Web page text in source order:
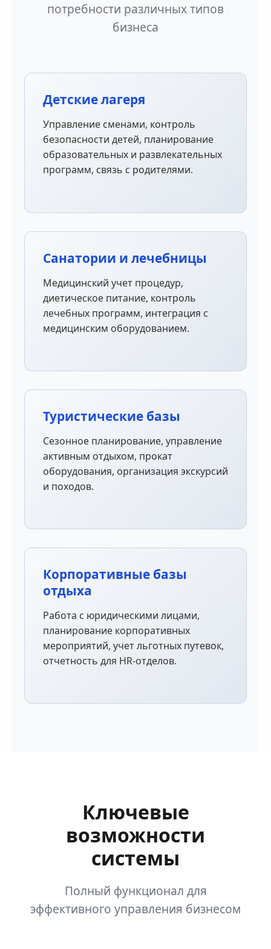
потребности различных типов
бизнеса
Детские лагеря
Управление сменами, контроль
безопасности детей, планирование
образовательных и развлекательных
программ, связь с родителями.
Санатории и лечебницы
Медицинский учет процедур,
диетическое питание, контроль
лечебных программ, интеграция с
медицинским оборудованием.
Туристические базы
Сезонное планирование, управление
активным отдыхом, прокат
оборудования, организация экскурсий
и походов.
Корпоративные базы
отдыха
Работа с юридическими лицами,
планирование корпоративных
мероприятий, учет льготных путевок,
отчетность для HR-отделов.
Ключевые
возможности
системы
Полный функционал для
эффективного управления бизнесом